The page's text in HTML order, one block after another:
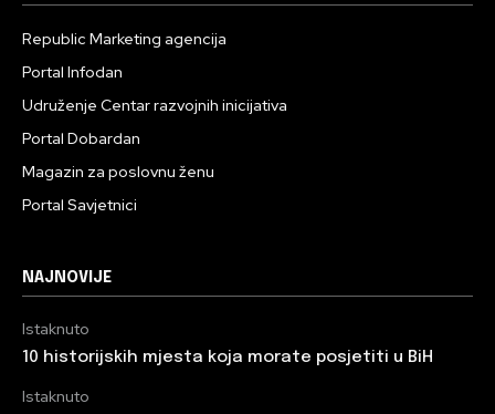
Republic Marketing agencija
Portal Infodan
Udruženje Centar razvojnih inicijativa
Portal Dobardan
Magazin za poslovnu ženu
Portal Savjetnici
NAJNOVIJE
Istaknuto
10 historijskih mjesta koja morate posjetiti u BiH
Istaknuto